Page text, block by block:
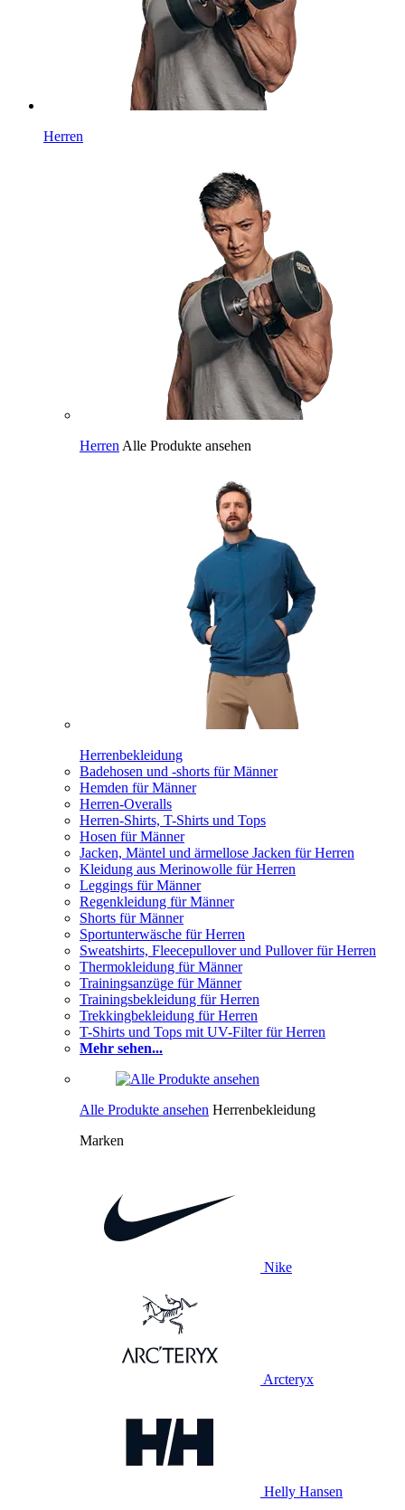
Herren
Herren Alle Produkte ansehen
Herrenbekleidung
Badehosen und -shorts für Männer
Hemden für Männer
Herren-Overalls
Herren-Shirts, T-Shirts und Tops
Hosen für Männer
Jacken, Mäntel und ärmellose Jacken für Herren
Kleidung aus Merinowolle für Herren
Leggings für Männer
Regenkleidung für Männer
Shorts für Männer
Sportunterwäsche für Herren
Sweatshirts, Fleecepullover und Pullover für Herren
Thermokleidung für Männer
Trainingsanzüge für Männer
Trainingsbekleidung für Herren
Trekkingbekleidung für Herren
T-Shirts und Tops mit UV-Filter für Herren
Mehr sehen...
Alle Produkte ansehen Herrenbekleidung
Marken
Nike
Arcteryx
Helly Hansen